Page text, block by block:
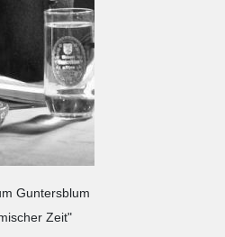
Guntersblum
Zeit"